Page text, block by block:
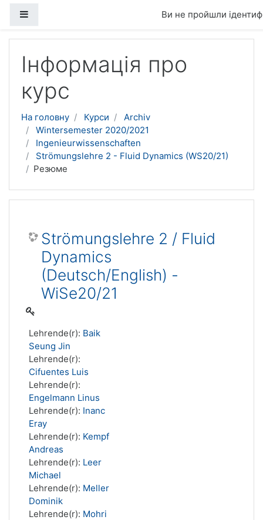
Ви не пройшли
Інформація про
курс
На головну Курси
Archiv
Wintersemester 2020/2021
Ingenieurwissenschaften
Strömungslehre 2 - Fluid Dynamics (WS20/21)
Резюме
Strömungslehre 2 / Fluid
Dynamics
(Deutsch/English) -
WiSe20/21
Lehrende(r): Baik
Seung Jin
Lehrende(r):
Cifuentes Luis
Lehrende(r):
Engelmann Linus
Lehrende(r): Inanc
Eray
Lehrende(r): Kempf
Andreas
Lehrende(r): Leer
Michael
Lehrende(r): Meller
Dominik
Lehrende(r): Mohri